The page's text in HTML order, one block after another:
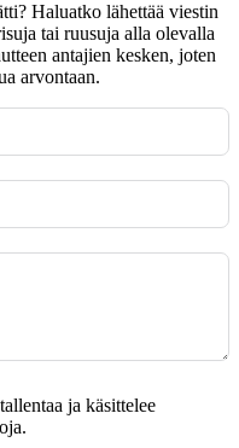
Haluatko lähettää viestin
tai ruusuja alla olevalla
antajien kesken, joten
arvontaan.
ja käsittelee